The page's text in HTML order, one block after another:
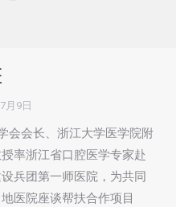
月9日
会会长、浙江大学医学院附
率浙江省口腔医学专家赴
兵团第一师医院，为共同
医院座谈帮扶合作项目